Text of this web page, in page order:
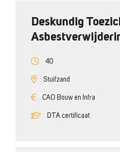
Deskundig
40
Stuifzand
CAO Bouw en Infra
DTA certificaat